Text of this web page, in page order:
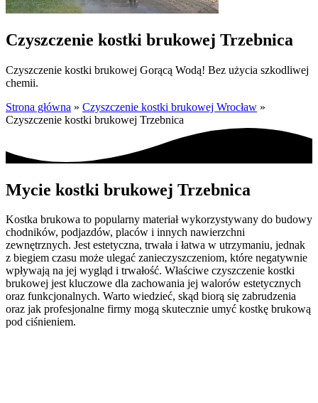
Czyszczenie kostki brukowej Trzebnica
Czyszczenie kostki brukowej Gorącą Wodą! Bez użycia szkodliwej
chemii.
Strona główna » Czyszczenie kostki brukowej Wrocław »
Czyszczenie kostki brukowej Trzebnica
Mycie kostki brukowej Trzebnica
Kostka brukowa to popularny materiał wykorzystywany do budowy
chodników, podjazdów, placów i innych nawierzchni
zewnętrznych. Jest estetyczna, trwała i łatwa w utrzymaniu, jednak
z biegiem czasu może ulegać zanieczyszczeniom, które negatywnie
wpływają na jej wygląd i trwałość. Właściwe czyszczenie kostki
brukowej jest kluczowe dla zachowania jej walorów estetycznych
oraz funkcjonalnych. Warto wiedzieć, skąd biorą się zabrudzenia
oraz jak profesjonalne firmy mogą skutecznie umyć kostkę brukową
pod ciśnieniem.